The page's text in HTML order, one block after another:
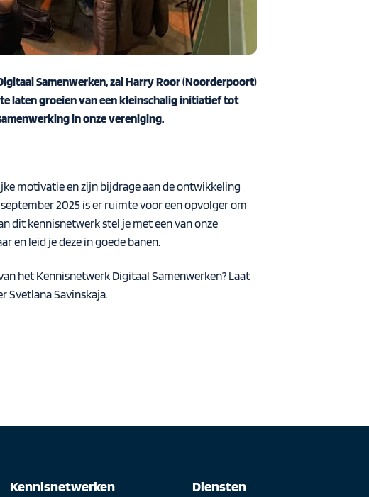
Samenwerken, zal Harry Roor (Noorderpoort)
laten groeien van een kleinschalig initiatief tot
in onze vereniging.
motivatie en zijn bijdrage aan de ontwikkeling
2025 is er ruimte voor een opvolger om
dit kennisnetwerk stel je met een van onze
en leid je deze in goede banen.
het Kennisnetwerk Digitaal Samenwerken? Laat
Svetlana Savinskaja.
Kennisnetwerken Diensten